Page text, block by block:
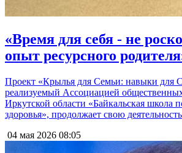
«Время для себя - не
опыт ресурсного
Проект «Крылья для Семьи: навыки для
реализуемый Ассоциацией
Иркутской области «Байкальская школа
здоровья», продолжает свою
04 мая 2026 08:05